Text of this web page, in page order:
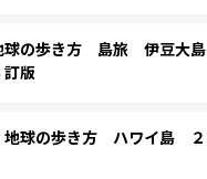
の歩き方 島旅 伊豆大
版
球の歩き方 ハワイ島 ２